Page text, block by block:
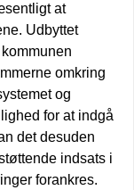
at
Udbyttet
omkring
og
for at indgå
det desuden
indsats i
forankres.